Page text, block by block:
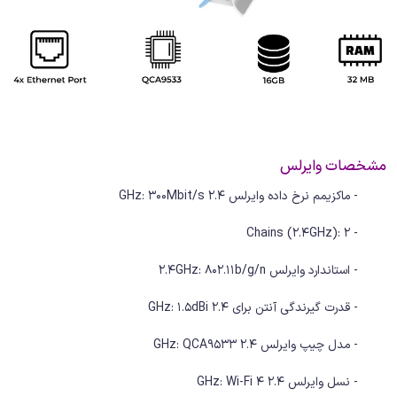
مشخصات وایرلس
- ماکزیمم نرخ داده وایرلس 2.4 GHz: 300Mbit/s
- Chains (2.4GHz): 2
- استاندارد وایرلس 2.4GHz: 802.11b/g/n
- قدرت گیرندگی آنتن برای 2.4 GHz: 1.5dBi
- مدل چیپ وایرلس 2.4 GHz: QCA9533
- نسل وایرلس 2.4 GHz: Wi-Fi 4